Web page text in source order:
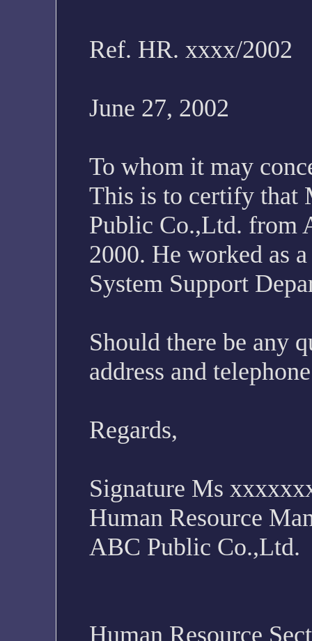
Ref. HR. xxxx/2002
June 27, 2002
To whom it may
This is to certify that
Public Co.,Ltd. from
2000. He worked as
System Support
Should there be any
address and
Regards,
Signature Ms
Human Resource
ABC Public Co.,Ltd.
Human Resource